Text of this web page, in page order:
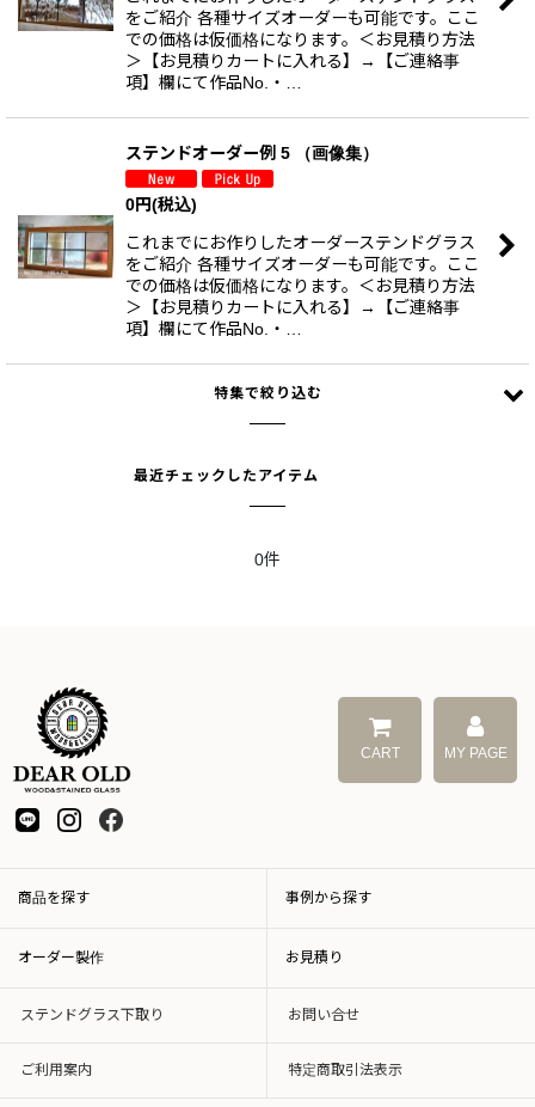
をご紹介 各種サイズオーダーも可能です。ここ
での価格は仮価格になります。＜お見積り方法
＞【お見積りカートに入れる】→【ご連絡事
項】欄にて作品No.・…
ステンドオーダー例 5 （画像集）
0円(税込)
これまでにお作りしたオーダーステンドグラス
をご紹介 各種サイズオーダーも可能です。ここ
での価格は仮価格になります。＜お見積り方法
＞【お見積りカートに入れる】→【ご連絡事
項】欄にて作品No.・…
特集で絞り込む
室内窓 （レビューあり）
セミオーダー 花びら
セミオーダー ダイヤ
セミオーダー 3連ダイヤ
ステンドグラス下取り
最近チェックしたアイテム
0件
CART MY PAGE
商品を探す 事例から探す
オーダー製作 お見積り
ステンドグラス下取り お問い合せ
ご利用案内 特定商取引法表示